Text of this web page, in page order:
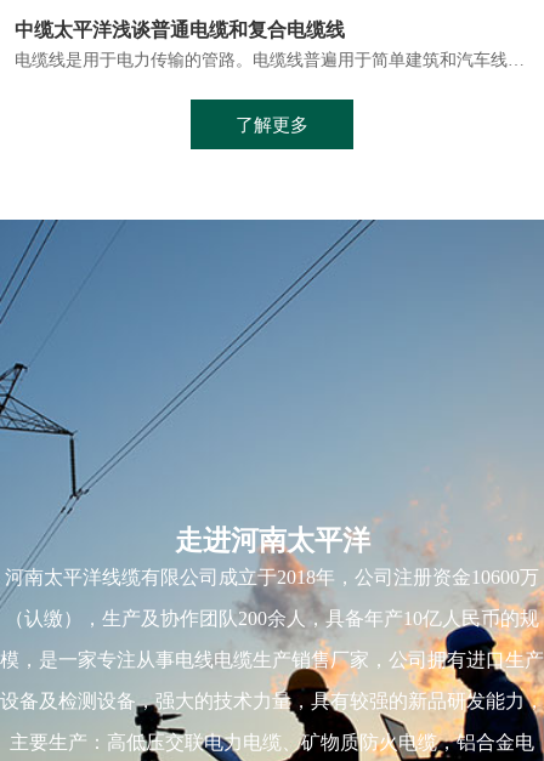
中缆太平洋浅谈普通电缆和复合电缆线
电缆线是用于电力传输的管路。电缆线普遍用于简单建筑和汽车线材，作为能源输送缆线，电缆线的复杂结构勿庸置疑。根据目标功能，电缆线具有以下一些特点：建筑用和车用线材要求轻质、大批量生产、价格低廉、具有相当的电学和力学性能和长时间的耐老化性能；工业用线材必须具有符合客户要求的性能；
了解更多
走进河南太平洋
河南太平洋线缆有限公司成立于2018年，公司注册资金10600万
（认缴），生产及协作团队200余人，具备年产10亿人民币的规
模，是一家专注从事电线电缆生产销售厂家，公司拥有进口生产
设备及检测设备，强大的技术力量，具有较强的新品研发能力，
主要生产：高低压交联电力电缆、矿物质防火电缆，铝合金电